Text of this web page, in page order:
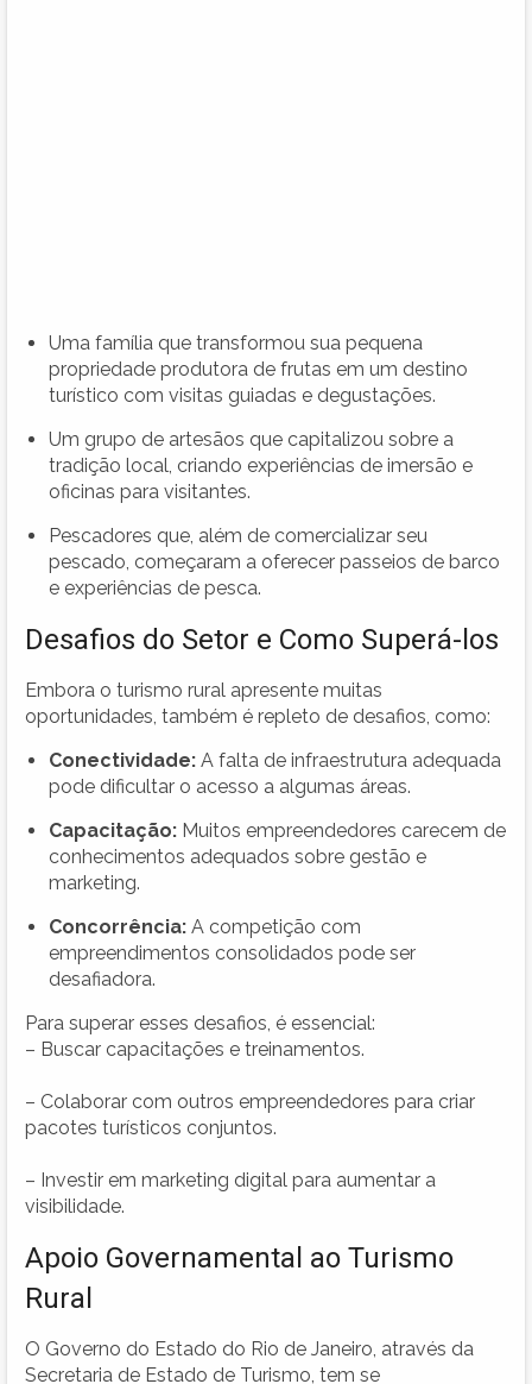
Uma família que transformou sua pequena
propriedade produtora de frutas em um destino
turístico com visitas guiadas e degustações.
Um grupo de artesãos que capitalizou sobre a
tradição local, criando experiências de imersão e
oficinas para visitantes.
Pescadores que, além de comercializar seu
pescado, começaram a oferecer passeios de barco
e experiências de pesca.
Desafios do Setor e Como Superá-los
Embora o turismo rural apresente muitas
oportunidades, também é repleto de desafios, como:
Conectividade: A falta de infraestrutura adequada
pode dificultar o acesso a algumas áreas.
Capacitação: Muitos empreendedores carecem de
conhecimentos adequados sobre gestão e
marketing.
Concorrência: A competição com
empreendimentos consolidados pode ser
desafiadora.
Para superar esses desafios, é essencial:
– Buscar capacitações e treinamentos.
– Colaborar com outros empreendedores para criar
pacotes turísticos conjuntos.
– Investir em marketing digital para aumentar a
visibilidade.
Apoio Governamental ao Turismo
Rural
O Governo do Estado do Rio de Janeiro, através da
Secretaria de Estado de Turismo, tem se